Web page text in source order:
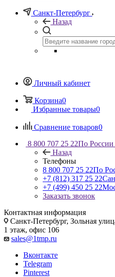
Санкт-Петербург
Назад
Личный кабинет
Корзина0
Избранные товары0
Сравнение товаров0
8 800 707 25 22По России
Назад
Телефоны
8 800 707 25 22По
+7 (812) 317 25 22
+7 (499) 450 25 22
Заказать звонок
Контактная информация
Санкт-Петербург, Зольная
1 этаж, офис 106
sales@1tmp.ru
Вконтакте
Telegram
Pinterest